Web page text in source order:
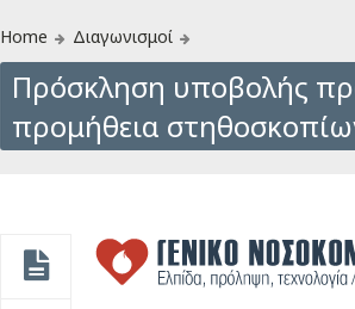
Home Διαγωνισμοί
Πρόσκληση υποβολής
προμήθεια